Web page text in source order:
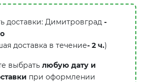
доставки: Димитровград -
доставка в течение- 2 ч.)
выбрать любую дату и
при оформлении